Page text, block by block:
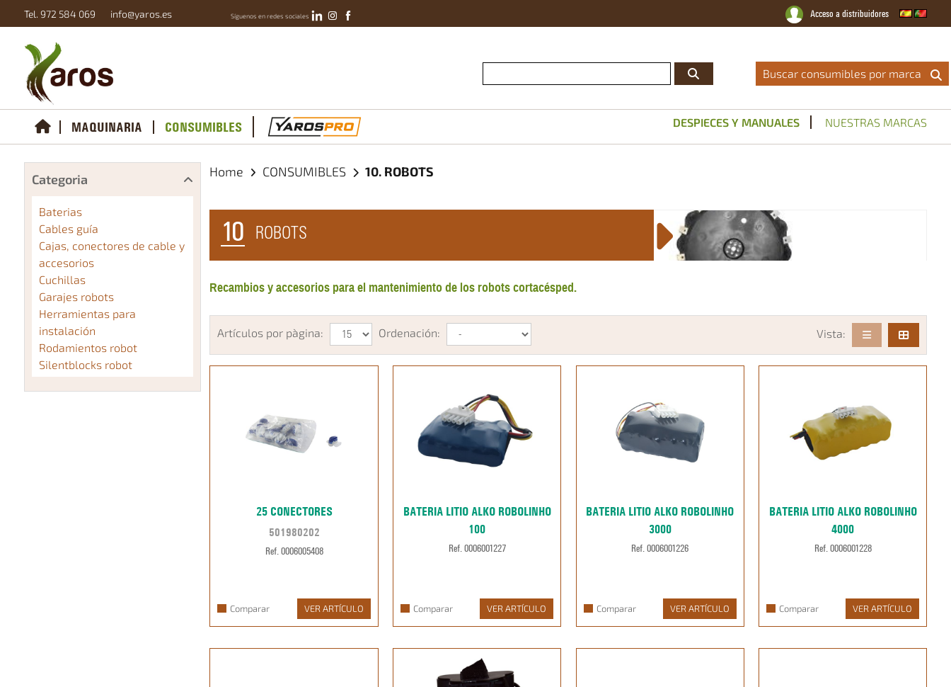
Tel. 972 584 069 info@yaros.es Síguenos en redes sociales Acceso a distribuidores
Conviértete En Distribuidor Oficial|Catálogos|Servicio Técnico|Noticias|Contacto
Buscar consumibles por marca
MAQUINARIA CONSUMIBLES DESPIECES Y MANUALES NUESTRAS MARCAS
Categoria
Baterias
Cables guía
Cajas, conectores de cable y
accesorios
Cuchillas
Garajes robots
Herramientas para
instalación
Rodamientos robot
Silentblocks robot
Home CONSUMIBLES 10. ROBOTS
10 ROBOTS
Recambios y accesorios para el mantenimiento de los robots cortacésped.
Artículos por pàgina: Ordenación: Vista:
25 CONECTORES
501980202
Ref. 0006005408
Comparar VER ARTÍCULO
BATERIA LITIO ALKO ROBOLINHO
100
Ref. 0006001227
Comparar VER ARTÍCULO
BATERIA LITIO ALKO ROBOLINHO
3000
Ref. 0006001226
Comparar VER ARTÍCULO
BATERIA LITIO ALKO ROBOLINHO
4000
Ref. 0006001228
Comparar VER ARTÍCULO